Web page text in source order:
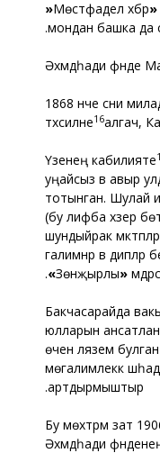
«Мөстәфадел әхбәр»
мондан башка да
Әхмәдһади әфәнде
1868 нче сәнәи
тәхсилне16
Үзенең кабилияте
уңайсыз вә авыр
тотынган. Шулай
(бу әлифба хәзер
шундыйрак
галимнәр вә
«Зөнҗырлы»
Бакчасарайда
юлларын
өчен лязем булган
мөгалимлеккә
артдырмыштыр.
Бу мөхтәрәм зат
Әхмәдһади